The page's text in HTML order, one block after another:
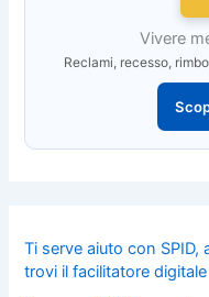
Vivere
Reclami, recesso,
Ti serve aiuto con SPID,
trovi il facilitatore digitale